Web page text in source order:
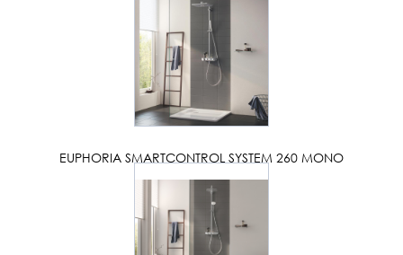
EUPHORIA SMARTCONTROL SYSTEM 260 MONO